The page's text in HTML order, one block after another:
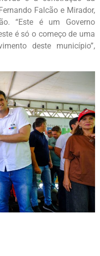
Falcão e Mirador,
“Este é um Governo
é só o começo de uma
deste município”,